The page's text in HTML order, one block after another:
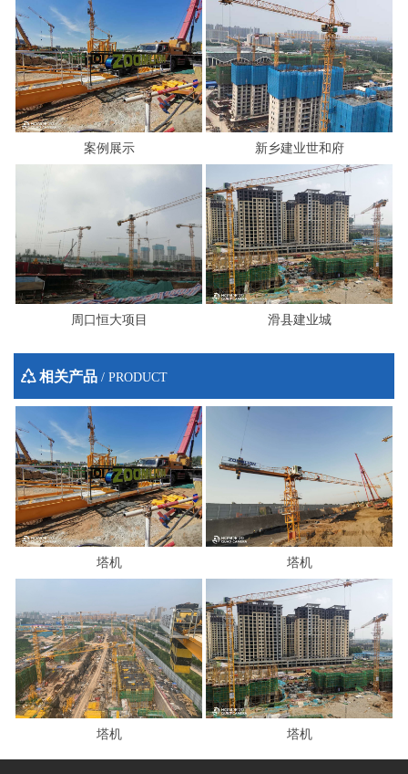
案例展示 新乡建业世和府
周口恒大项目 滑县建业城
相关产品 / PRODUCT
塔机 塔机
塔机 塔机